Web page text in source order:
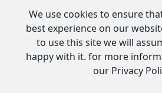
We use cookies to ensure
best experience on our
to use this site we will
happy with it. for more
our Privacy